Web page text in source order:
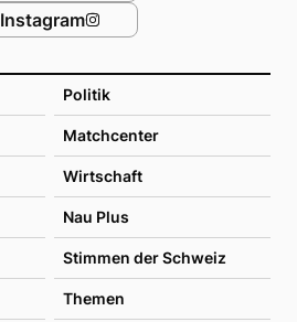
Politik
Matchcenter
Wirtschaft
Nau Plus
Stimmen der Schweiz
Themen
Instagram